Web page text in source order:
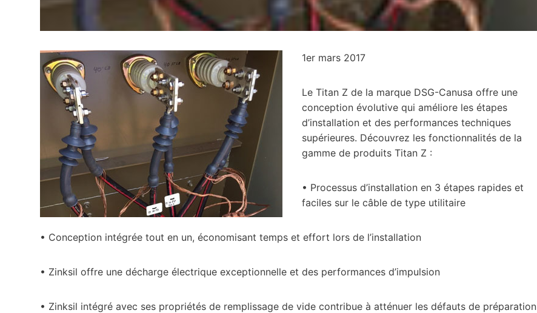
1er mars 2017
Le Titan Z de la marque DSG-Canusa offre une
conception évolutive qui améliore les étapes
d’installation et des performances techniques
supérieures. Découvrez les fonctionnalités de la
gamme de produits Titan Z :
• Processus d’installation en 3 étapes rapides et
faciles sur le câble de type utilitaire
• Conception intégrée tout en un, économisant temps et effort lors de l’installation
• Zinksil offre une décharge électrique exceptionnelle et des performances d’impulsion
• Zinksil intégré avec ses propriétés de remplissage de vide contribue à atténuer les défauts de préparation